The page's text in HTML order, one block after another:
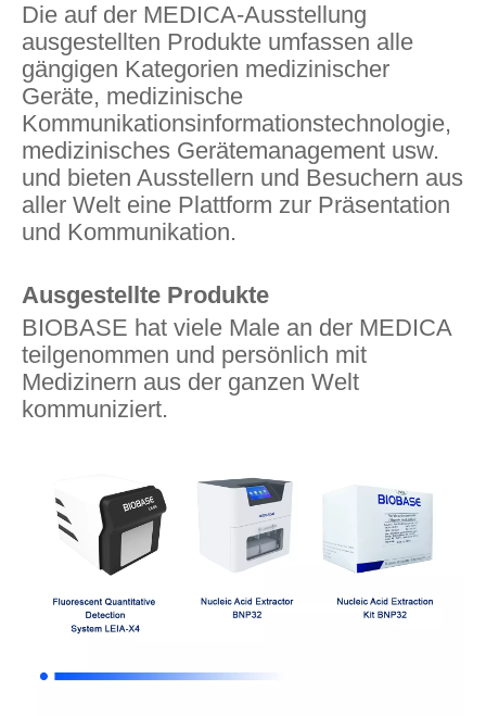
Die auf der MEDICA-Ausstellung
ausgestellten Produkte umfassen alle
gängigen Kategorien medizinischer
Geräte, medizinische
Kommunikationsinformationstechnologie,
medizinisches Gerätemanagement usw.
und bieten Ausstellern und Besuchern aus
aller Welt eine Plattform zur Präsentation
und Kommunikation.
Ausgestellte Produkte
BIOBASE hat viele Male an der MEDICA
teilgenommen und persönlich mit
Medizinern aus der ganzen Welt
kommuniziert.